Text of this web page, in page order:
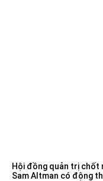
Hội đồng quản trị chốt
Sam Altman có động